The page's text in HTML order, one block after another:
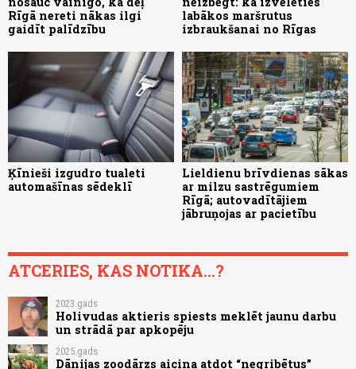
Rīgā nereti nākas ilgi
gaidīt palīdzību
labākos maršrutus
izbraukšanai no Rīgas
Ķīnieši izgudro tualeti
automašīnas sēdeklī
Lieldienu brīvdienas sākas
ar milzu sastrēgumiem
Rīgā; autovadītājiem
jābruņojas ar pacietību
ATCERIES, KAS NOTIKA...?
2023.gads
Holivudas aktieris spiests meklēt jaunu darbu
un strādā par apkopēju
2025.gads
Dānijas zoodārzs aicina atdot “negribētus”